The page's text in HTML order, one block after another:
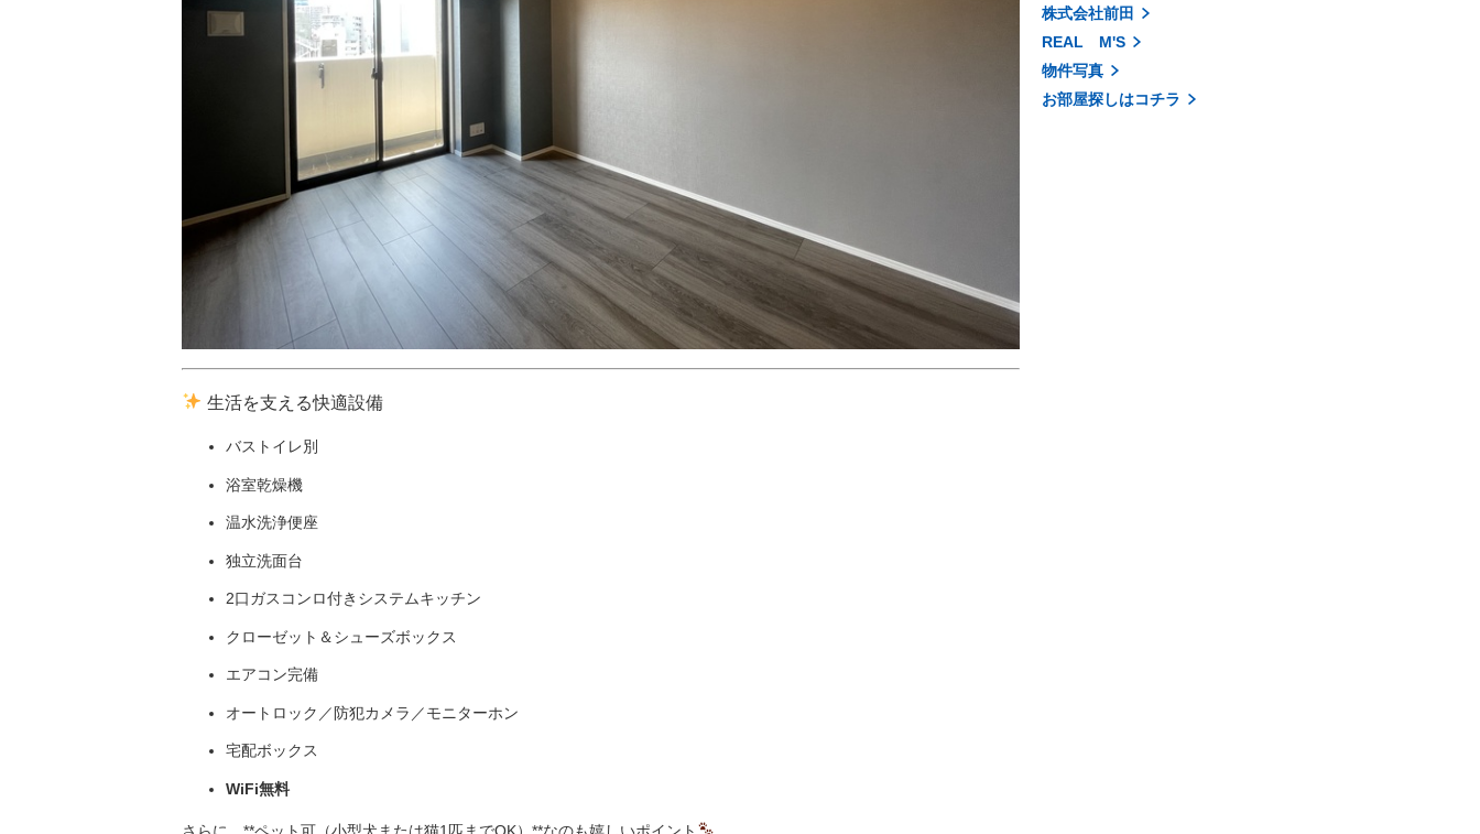
生活を支える快適設備
バストイレ別
浴室乾燥機
温水洗浄便座
独立洗面台
2口ガスコンロ付きシステムキッチン
クローゼット＆シューズボックス
エアコン完備
オートロック／防犯カメラ／モニターホン
宅配ボックス
WiFi無料
さらに、**ペット可（小型犬または猫1匹までOK）**なのも嬉しいポイント
株式会社前田
REAL M'S
物件写真
お部屋探しはコチラ